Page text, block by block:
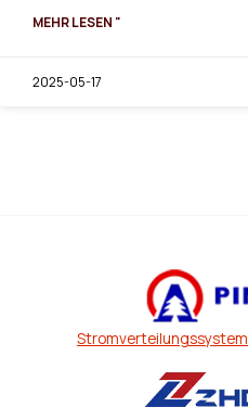
MEHR LESEN "
2025-05-17
Stromverteilungssystem